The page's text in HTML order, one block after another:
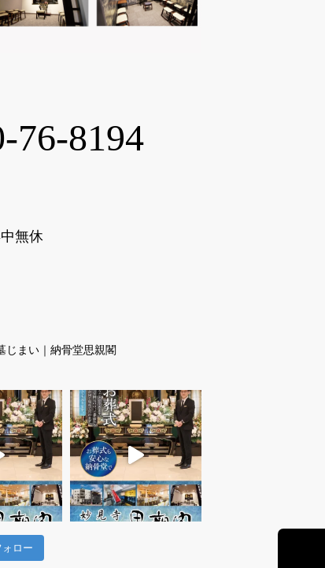
76-8194
無休
じまい｜納骨堂思親閣
ォロー